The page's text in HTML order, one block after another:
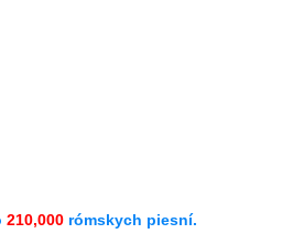
210,000 rómskych piesní.